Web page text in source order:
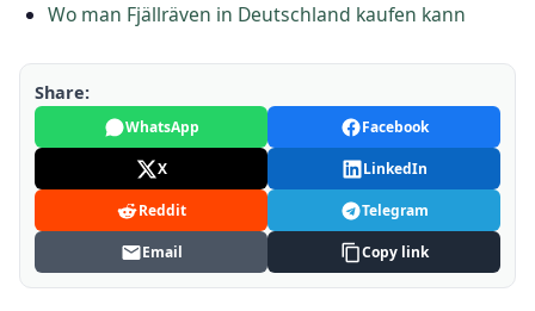
Wo man Fjällräven in Deutschland kaufen kann
Share:
WhatsApp Facebook
X LinkedIn
Reddit Telegram
Email Copy link